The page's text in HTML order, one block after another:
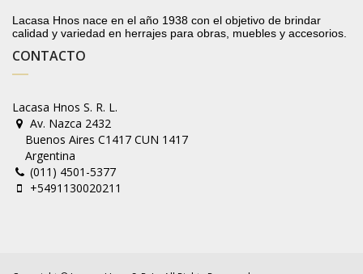
Lacasa Hnos nace en el año 1938 con el objetivo de brindar
calidad y variedad en herrajes para obras, muebles y accesorios.
CONTACTO
Lacasa Hnos S. R. L.
Av. Nazca 2432
Buenos Aires C1417 CUN 1417
Argentina
(011) 4501-5377
+5491130020211